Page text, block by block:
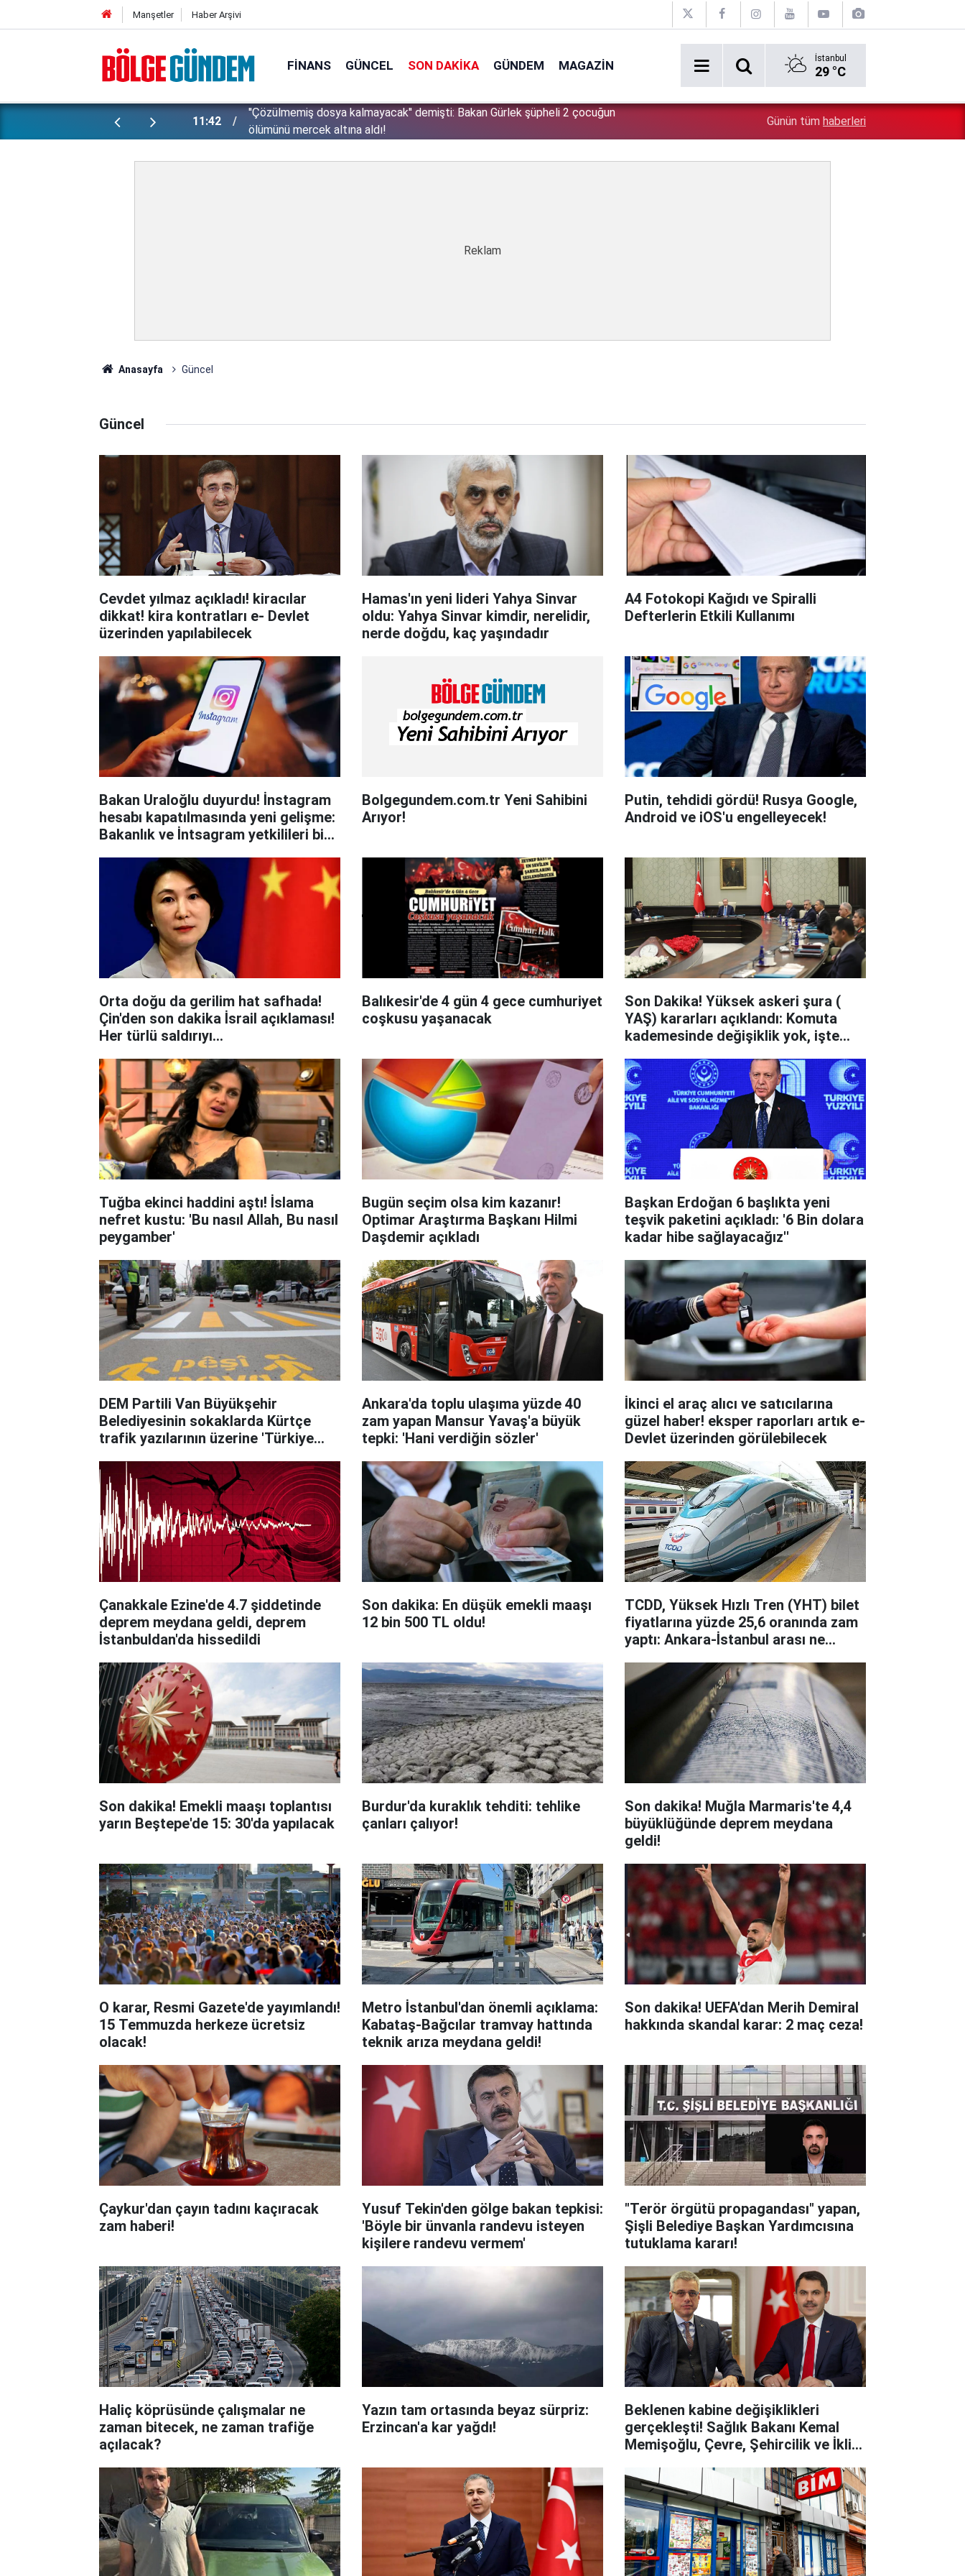
Manşetler Haber Arşivi
FINANS GÜNCEL SON DAKIKA GÜNDEM MAGAZIN İstanbul
29 °C
Bakan Gürlek şüpheli 2 çocuğun
11:28 İsrail zulümde sınır tanımıyor: Bu kez kendi vatandaşlarını hedef aldı!
Erken tatil rezervasyonu mağdurları için Ticaret
Günün tüm haberleri
Anasayfa Güncel
Güncel
Cevdet yılmaz açıkladı! kiracılar
dikkat! kira kontratları e- Devlet
üzerinden yapılabilecek
Hamas'ın yeni lideri Yahya Sinvar
oldu: Yahya Sinvar kimdir, nerelidir,
nerde doğdu, kaç yaşındadır
A4 Fotokopi Kağıdı ve Spiralli
Defterlerin Etkili Kullanımı
Bakan Uraloğlu duyurdu! İnstagram
hesabı kapatılmasında yeni gelişme:
Bakanlık ve İntsagram yetkilileri bir
Bolgegundem.com.tr Yeni Sahibini
Arıyor!
Putin, tehdidi gördü! Rusya Google,
Android ve iOS'u engelleyecek!
Orta doğu da gerilim hat safhada!
Çin'den son dakika İsrail açıklaması!
Her türlü saldırıyı...
Balıkesir'de 4 gün 4 gece cumhuriyet
coşkusu yaşanacak
Son Dakika! Yüksek askeri şura (
YAŞ) kararları açıklandı: Komuta
kademesinde değişiklik yok, işte
Tuğba ekinci haddini aştı! İslama
nefret kustu: 'Bu nasıl Allah, Bu nasıl
peygamber'
Bugün seçim olsa kim kazanır!
Optimar Araştırma Başkanı Hilmi
Daşdemir açıkladı
Başkan Erdoğan 6 başlıkta yeni
teşvik paketini açıkladı: '6 Bin dolara
kadar hibe sağlayacağız''
DEM Partili Van Büyükşehir
Belediyesinin sokaklarda Kürtçe
trafik yazılarının üzerine 'Türkiye
Ankara'da toplu ulaşıma yüzde 40
zam yapan Mansur Yavaş'a büyük
tepki: 'Hani verdiğin sözler'
İkinci el araç alıcı ve satıcılarına
güzel haber! eksper raporları artık e-
Devlet üzerinden görülebilecek
Çanakkale Ezine'de 4.7 şiddetinde
deprem meydana geldi, deprem
İstanbuldan'da hissedildi
Son dakika: En düşük emekli maaşı
12 bin 500 TL oldu!
TCDD, Yüksek Hızlı Tren (YHT) bilet
fiyatlarına yüzde 25,6 oranında zam
yaptı: Ankara-İstanbul arası ne
Son dakika! Emekli maaşı toplantısı
yarın Beştepe'de 15: 30'da yapılacak
Burdur'da kuraklık tehditi: tehlike
çanları çalıyor!
Son dakika! Muğla Marmaris'te 4,4
büyüklüğünde deprem meydana
geldi!
O karar, Resmi Gazete'de yayımlandı!
15 Temmuzda herkeze ücretsiz
olacak!
Metro İstanbul'dan önemli açıklama:
Kabataş-Bağcılar tramvay hattında
teknik arıza meydana geldi!
Son dakika! UEFA'dan Merih Demiral
hakkında skandal karar: 2 maç ceza!
Çaykur'dan çayın tadını kaçıracak
zam haberi!
Yusuf Tekin'den gölge bakan tepkisi:
'Böyle bir ünvanla randevu isteyen
kişilere randevu vermem'
"Terör örgütü propagandası" yapan,
Şişli Belediye Başkan Yardımcısına
tutuklama kararı!
Haliç köprüsünde çalışmalar ne
zaman bitecek, ne zaman trafiğe
açılacak?
Yazın tam ortasında beyaz sürpriz:
Erzincan'a kar yağdı!
Beklenen kabine değişiklikleri
gerçekleşti! Sağlık Bakanı Kemal
Memişoğlu, Çevre, Şehircilik ve İklim